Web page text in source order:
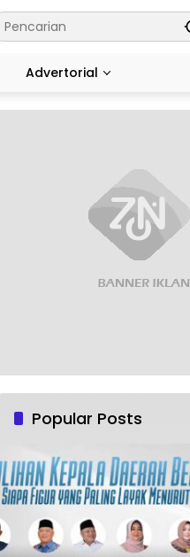
Advertorial
Popular Posts